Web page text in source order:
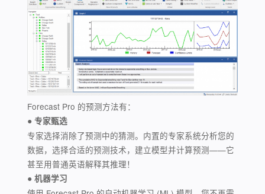
Forecast Pro 的预测方法有：
● 专家甄选
专家选择消除了预测中的猜测。内置的专家系统分析您的
数据，选择合适的预测技术，建立模型并计算预测——它
甚至用普通英语解释其推理！
● 机器学习